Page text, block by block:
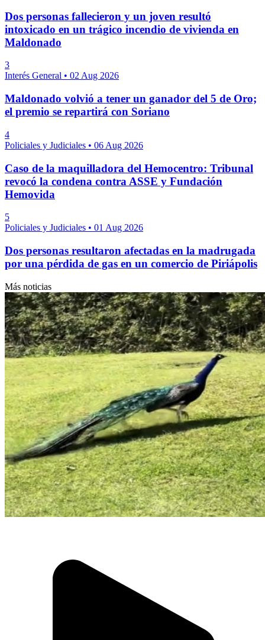
Dos personas fallecieron y un joven resultó
intoxicado en un trágico incendio de vivienda en
Maldonado
3
Interés General • 02 Aug 2026
Maldonado volvió a tener un ganador del 5 de Oro;
el premio se repartirá con Soriano
4
Policiales y Judiciales • 06 Aug 2026
Caso de la maquilladora del Hemocentro: Tribunal
revocó la condena contra ASSE y Fundación
Hemovida
5
Policiales y Judiciales • 01 Aug 2026
Dos personas resultaron afectadas en la madrugada
por una pérdida de gas en un comercio de Piriápolis
Más noticias